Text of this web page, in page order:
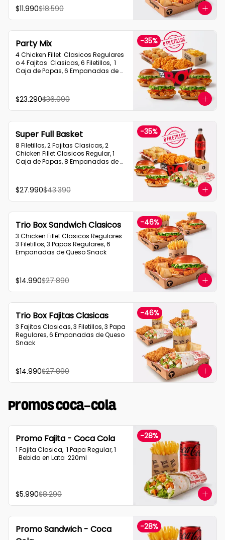
$11.990$18.590
-35%
Party Mix
4 Chicken Fillet  Clasicos Regulares
o 4 Fajitas  Clasicas, 6 Filetillos,  1
Caja de Papas, 6 Empanadas de
$23.290$36.090
-35%
Super Full Basket
8 Filetillos, 2 Fajitas Clasicas, 2
Chicken Fillet Clasicos Regular, 1
Caja de Papas, 8 Empanadas de
$27.990$43.390
-46%
Trio Box Sandwich Clasicos
3 Chicken Fillet Clasicos Regulares
3 Filetillos, 3 Papas Regulares, 6
Empanadas de Queso Snack
$14.990$27.890
-46%
Trio Box Fajitas Clasicas
3 Fajitas Clasicas, 3 Filetillos, 3 Papa
Regulares, 6 Empanadas de Queso
Snack
$14.990$27.890
Promos Coca-Cola
-28%
Promo Fajita - Coca Cola
1 Fajita Clasica,  1 Papa Regular, 1
Bebida en Lata  220ml
$5.990$8.290
-28%
Promo Sandwich - Coca